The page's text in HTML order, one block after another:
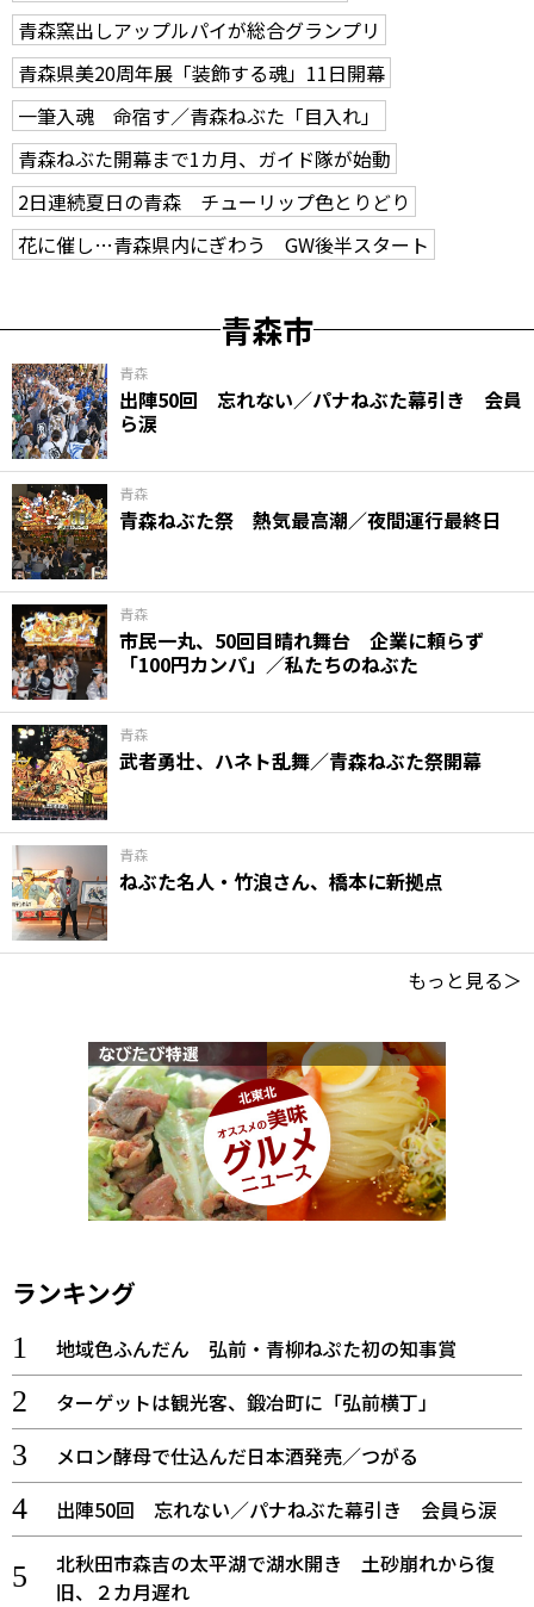
青森窯出しアップルパイが総合グランプリ
青森県美20周年展「装飾する魂」11日開幕
一筆入魂 命宿す／青森ねぶた「目入れ」
青森ねぶた開幕まで1カ月、ガイド隊が始動
2日連続夏日の青森 チューリップ色とりどり
花に催し…青森県内にぎわう GW後半スタート
青森市
青森
出陣50回 忘れない／パナねぶた幕引き 会員
ら涙
青森
青森ねぶた祭 熱気最高潮／夜間運行最終日
青森
市民一丸、50回目晴れ舞台 企業に頼らず
「100円カンパ」／私たちのねぶた
青森
武者勇壮、ハネト乱舞／青森ねぶた祭開幕
青森
ねぶた名人・竹浪さん、橋本に新拠点
もっと見る＞
ランキング
地域色ふんだん 弘前・青柳ねぷた初の知事賞
ターゲットは観光客、鍛冶町に「弘前横丁」
メロン酵母で仕込んだ日本酒発売／つがる
出陣50回 忘れない／パナねぶた幕引き 会員ら涙
北秋田市森吉の太平湖で湖水開き 土砂崩れから復
旧、２カ月遅れ